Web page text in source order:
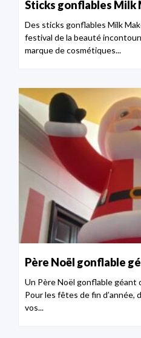
Sticks gonflables Milk
Des sticks gonflables Milk
festival de la beauté
marque de cosmétiques...
Père Noël gonflable
Un Père Noël gonflable
Pour les fêtes de fin
vos...